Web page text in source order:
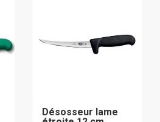
Désosseur lame